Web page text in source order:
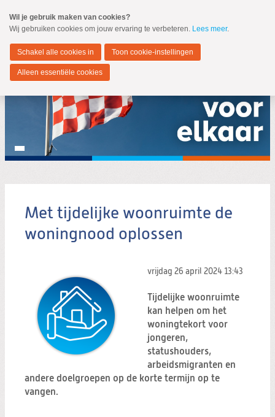
naar
Spring
de
inhoud
Spring
naar
hoofdmenu
Noord-Brabant
MENU
Zoeken:
Met tijdelijke woonruimte de
woningnood oplossen
vrijdag 26 april 2024 13:43
Tijdelijke woonruimte
kan helpen om het
woningtekort voor
jongeren,
statushouders,
arbeidsmigranten en
andere doelgroepen op de korte termijn op te
vangen.
Wil je gebruik maken van cookies?
Wij gebruiken cookies om jouw ervaring te verbeteren. Lees meer.
Schakel alle cookies in Toon cookie-instellingen
Alleen essentiële cookies